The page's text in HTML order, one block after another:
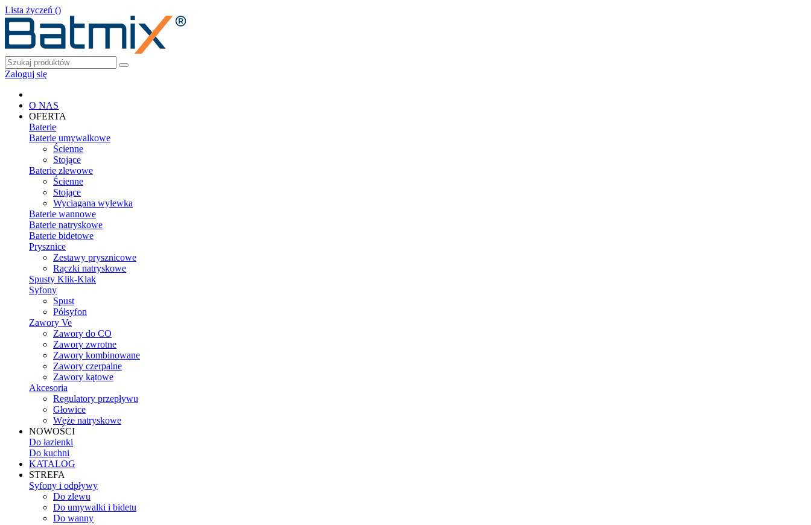
Lista życzeń ()
Zaloguj się
O NAS
OFERTA
Baterie
Baterie umywalkowe
Ścienne
Stojące
Baterie zlewowe
Ścienne
Stojące
Wyciągana wylewka
Baterie wannowe
Baterie natryskowe
Baterie bidetowe
Prysznice
Zestawy prysznicowe
Rączki natryskowe
Spusty Klik-Klak
Syfony
Spust
Półsyfon
Zawory Ve
Zawory do CO
Zawory zwrotne
Zawory kombinowane
Zawory czerpalne
Zawory kątowe
Akcesoria
Regulatory przepływu
Głowice
Węże natryskowe
NOWOŚCI
Do łazienki
Do kuchni
KATALOG
STREFA
Syfony i odpływy
Do zlewu
Do umywalki i bidetu
Do wanny